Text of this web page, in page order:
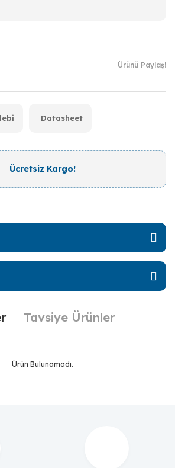
Ürünü Paylaş!
Datasheet
Ücretsiz Kargo!
Tavsiye Ürünler
Ürün Bulunamadı.